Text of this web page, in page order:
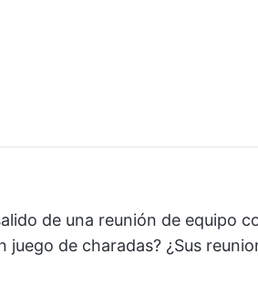
de una reunión de equipo
juego de charadas? ¿Sus